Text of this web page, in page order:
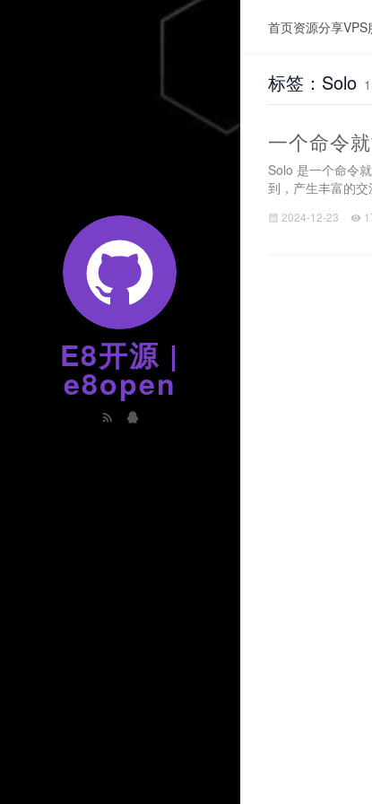
E8开源 |
e8open
首页资源分享VPS
标签：Solo
一个命令
Solo 是一个命令
到，产生丰富的
2024-12-23